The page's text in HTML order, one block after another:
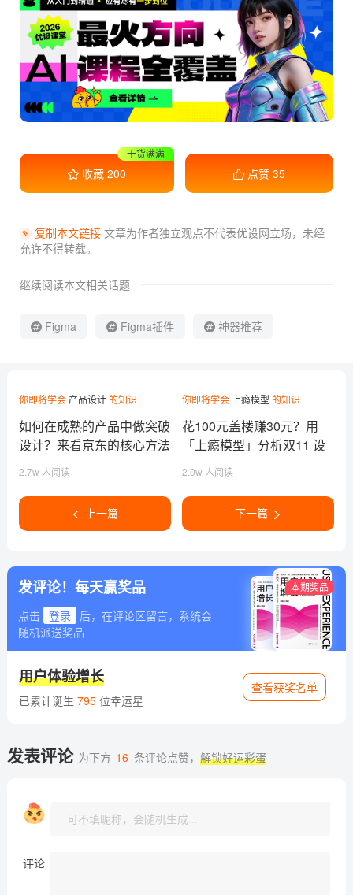
收藏 200
干货满满
点赞 35
复制本文链接文章为作者独立观点不代表优设网立场， 未经
允许不得转载。
继续阅读本文相关话题
Figma Figma插件 神器推荐
你即将学会 产品设计的知识
如何在成熟的产品中做突破
设计？来看京东的核心方法
2.7w 人阅读
上一篇
你即将学会 上瘾模型 的知识
花100元盖楼赚30元？用
「上瘾模型」分析双11 设
计如何让你盖楼成瘾！
2.0w 人阅读
下一篇
发评论！每天赢奖品
点击 登录
后，在评论区留言，系统会
随机派送奖品
本期奖品
用户体验增长
已累计诞生 795位幸运星
查看获奖名单
发表评论 为下方 16 条评论点赞，解锁好运彩蛋
评论